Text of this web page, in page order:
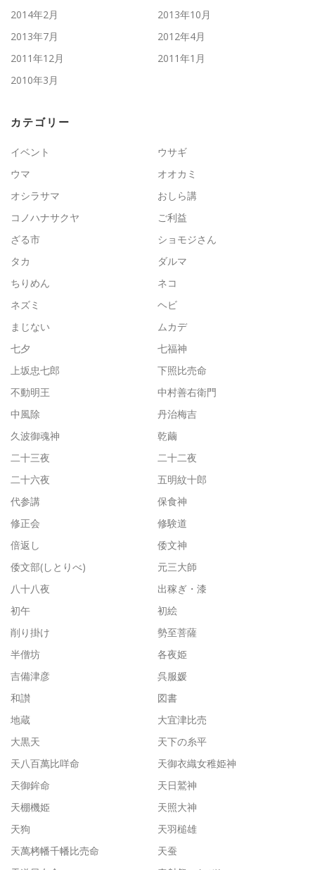
2014年2月
2013年10月
2013年7月
2012年4月
2011年12月
2011年1月
2010年3月
カテゴリー
イベント
ウサギ
ウマ
オオカミ
オシラサマ
おしら講
コノハナサクヤ
ご利益
ざる市
ショモジさん
タカ
ダルマ
ちりめん
ネコ
ネズミ
ヘビ
まじない
ムカデ
七夕
七福神
上坂忠七郎
下照比売命
不動明王
中村善右衛門
中風除
丹治梅吉
久波御魂神
乾繭
二十三夜
二十二夜
二十六夜
五明紋十郎
代参講
保食神
修正会
修験道
倍返し
倭文神
倭文部(しとりべ)
元三大師
八十八夜
出稼ぎ・漆
初午
初絵
削り掛け
勢至菩薩
半僧坊
各夜姫
吉備津彦
呉服媛
和讃
図書
地蔵
大宜津比売
大黒天
天下の糸平
天八百萬比咩命
天御衣織女稚姫神
天御鉾命
天日鷲神
天棚機姫
天照大神
天狗
天羽槌雄
天萬栲幡千幡比売命
天蚕